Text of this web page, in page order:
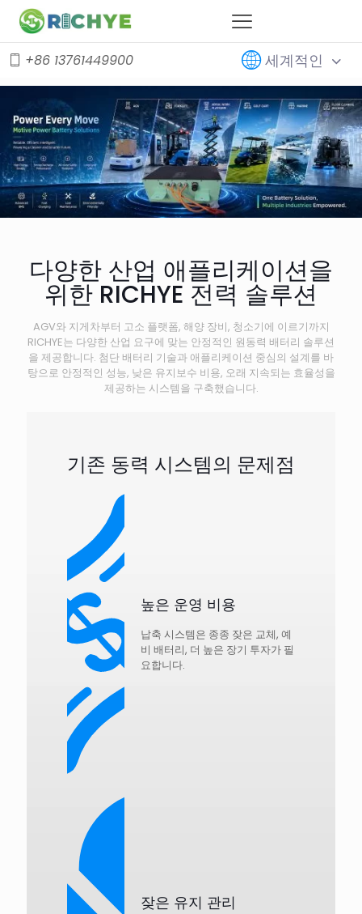
+86 13761449900 세계적인
다양한 산업 애플리케이션을
위한 RICHYE 전력 솔루션
AGV와 지게차부터 고소 플랫폼, 해양 장비, 청소기에 이르기까지
RICHYE는 다양한 산업 요구에 맞는 안정적인 원동력 배터리 솔루션
을 제공합니다. 첨단 배터리 기술과 애플리케이션 중심의 설계를 바
탕으로 안정적인 성능, 낮은 유지보수 비용, 오래 지속되는 효율성을
제공하는 시스템을 구축했습니다.
기존 동력 시스템의 문제점
높은 운영 비용
납축 시스템은 종종 잦은 교체, 예
비 배터리, 더 높은 장기 투자가 필
요합니다.
잦은 유지 관리